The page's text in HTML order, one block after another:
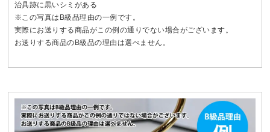
治具跡に黒いシミがある
※この写真はB級品理由の一例です。
実際にお送りする商品がこの例の通りでない場合がございます。
お送りする商品のB級品の理由は選べません。